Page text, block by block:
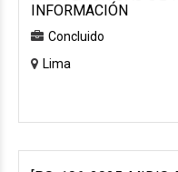
INFORMACIÓN
Concluido
Lima